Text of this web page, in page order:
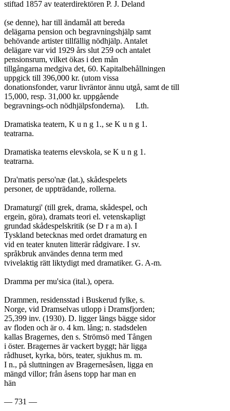
stiftad 1857 av teaterdirektören P. J. Deland
(se denne), har till ändamål att bereda
delägarna pension och begravningshjälp samt
behövande artister tillfällig nödhjälp. Antalet
delägare var vid 1929 års slut 259 och antalet
pensionsrum, vilket ökas i den mån
tillgångarna medgiva det, 60. Kapitalbehållningen
uppgick till 396,000 kr. (utom vissa
donationsfonder, varur livräntor ännu utgå, samt de till
15,000, resp. 31,000 kr. uppgående
begravnings-och nödhjälpsfonderna).	Lth.
Dramatiska teatern, K u n g 1., se K u n g 1.
teatrarna.
Dramatiska teaterns elevskola, se K u n g 1.
teatrarna.
Dra'matis perso'næ (lat.), skådespelets
personer, de uppträdande, rollerna.
Dramaturgi' (till grek, drama, skådespel, och
ergein, göra), dramats teori el. vetenskapligt
grundad skådespelskritik (se D r a m a). I
Tyskland betecknas med ordet dramaturg en
vid en teater knuten litterär rådgivare. I sv.
språkbruk användes denna term med
tvivelaktig rätt liktydigt med dramatiker. G. A-m.
Dramma per mu'sica (ital.), opera.
Drammen, residensstad i Buskerud fylke, s.
Norge, vid Dramselvas utlopp i Dramsfjorden;
25,399 inv. (1930). D. ligger längs bägge sidor
av floden och är o. 4 km. lång; n. stadsdelen
kallas Bragernes, den s. Strömsö med Tången
i öster. Bragernes är vackert byggt; här ligga
rådhuset, kyrka, börs, teater, sjukhus m. m.
I n., på sluttningen av Bragernesåsen, ligga en
mängd villor; från åsens topp har man en
hän
— 731 —